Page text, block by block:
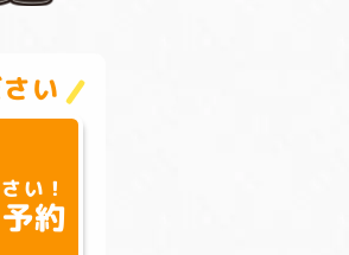
い
い！
約